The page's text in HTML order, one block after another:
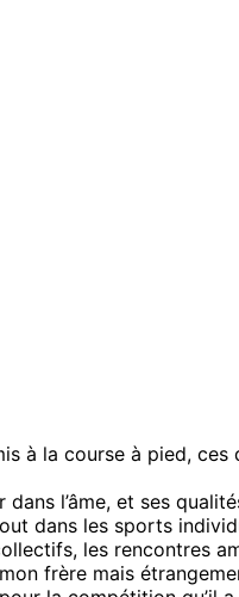
à la course à pied, ces
l’âme, et ses
dans les sports
les rencontres
frère mais